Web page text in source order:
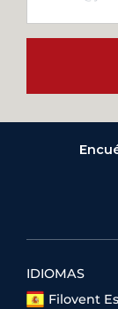
IDIOMAS
Filovent